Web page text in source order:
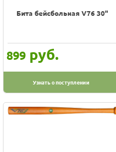
Доставка
Акции
Контакты
100% гарантия цены и наличия
Скидки, подарки
Хиты
Бита бейсбольная V76 30"
899 руб.
Узнать о поступлении